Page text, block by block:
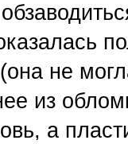
не
из
а